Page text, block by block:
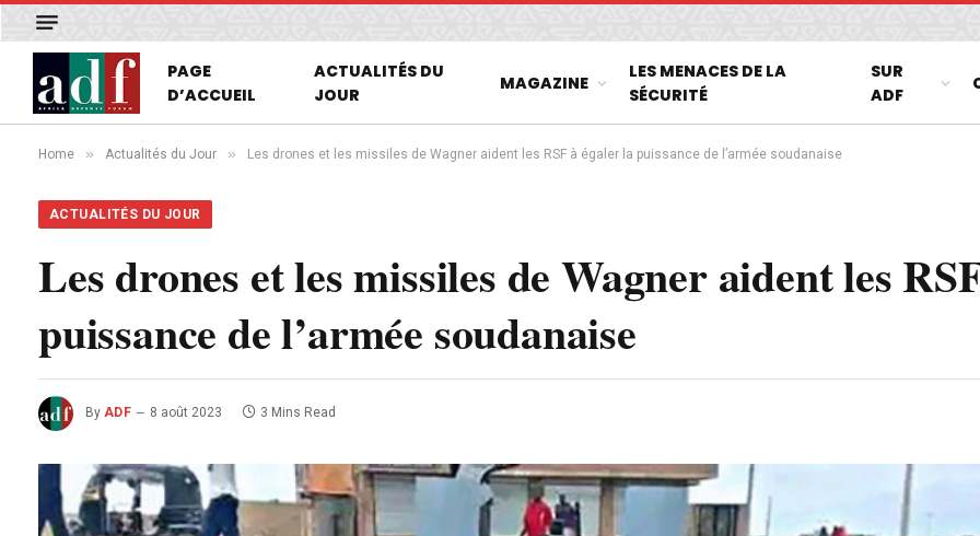
PAGE
D’ACCUEIL
ACTUALITÉS DU
JOUR
MAGAZINE
LES MENACES DE LA
SÉCURITÉ
SUR
ADF
Home » Actualités du Jour » Les drones et les missiles de Wagner aident les RSF à égaler la puissance de l’armée soudanaise
ACTUALITÉS DU JOUR
Les drones et les missiles de Wagner aident les
puissance de l’armée soudanaise
By ADF 8 août 2023 3 Mins Read